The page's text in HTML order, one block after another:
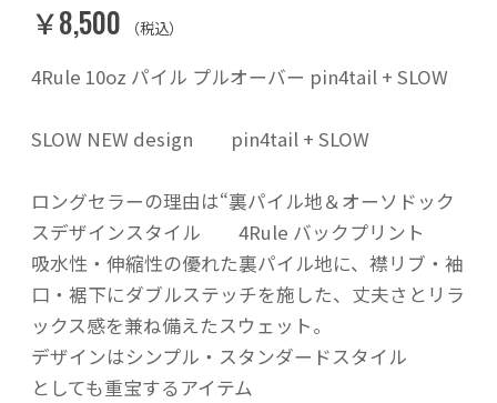
￥8,500 （税込）
4Rule 10oz パイル プルオーバー pin4tail + SLOW
SLOW NEW design pin4tail + SLOW
ロングセラーの理由は“裏パイル地＆オーソドック
スデザインスタイル 4Rule バックプリント
吸水性・伸縮性の優れた裏パイル地に、襟リブ・袖
口・裾下にダブルステッチを施した、丈夫さとリラ
ックス感を兼ね備えたスウェット。
デザインはシンプル・スタンダードスタイル
としても重宝するアイテム